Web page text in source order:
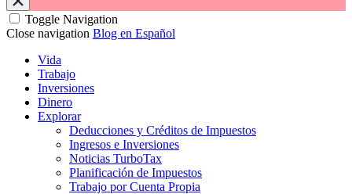
Toggle Navigation
Close navigation Blog en Español
Vida
Trabajo
Inversiones
Dinero
Explorar
Deducciones y Créditos de Impuestos
Ingresos e Inversiones
Noticias TurboTax
Planificación de Impuestos
Trabajo por Cuenta Propia